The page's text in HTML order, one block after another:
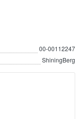
00-00112247
ShiningBerg